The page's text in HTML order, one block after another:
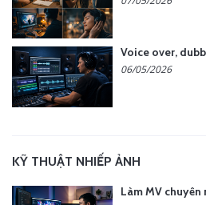
06/05/2026
KỸ THUẬT NHIẾP ẢNH